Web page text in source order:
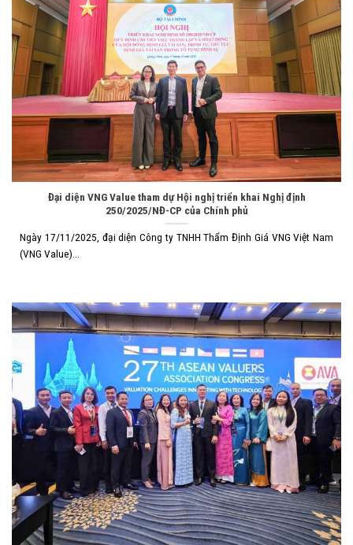
Đại diện VNG Value tham dự Hội nghị triển khai Nghị định
250/2025/NĐ-CP của Chính phủ
Ngày 17/11/2025, đại diện Công ty TNHH Thẩm Định Giá VNG Việt Nam
(VNG Value)...